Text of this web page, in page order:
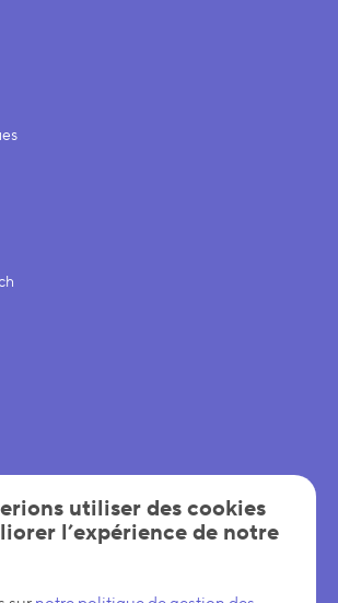
utiliser des cookies
l’expérience de notre